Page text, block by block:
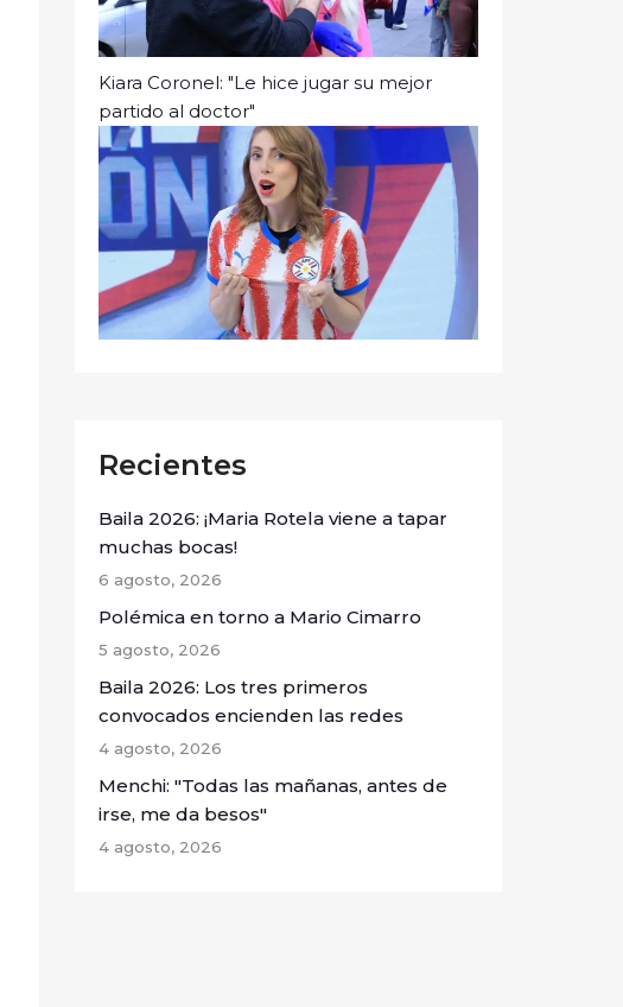
Kiara Coronel: "Le hice jugar su mejor
partido al doctor"
Recientes
Baila 2026: ¡Maria Rotela viene a tapar
muchas bocas!
6 agosto, 2026
Polémica en torno a Mario Cimarro
5 agosto, 2026
Baila 2026: Los tres primeros
convocados encienden las redes
4 agosto, 2026
Menchi: "Todas las mañanas, antes de
irse, me da besos"
4 agosto, 2026